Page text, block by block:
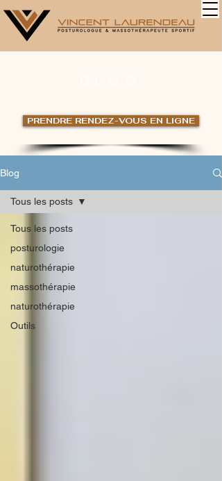
PRENDRE RENDEZ-VOUS EN LIGNE
Blog
Tous les posts
posturologie
naturothérapie
massothérapie
naturothérapie
Outils
Tous les posts